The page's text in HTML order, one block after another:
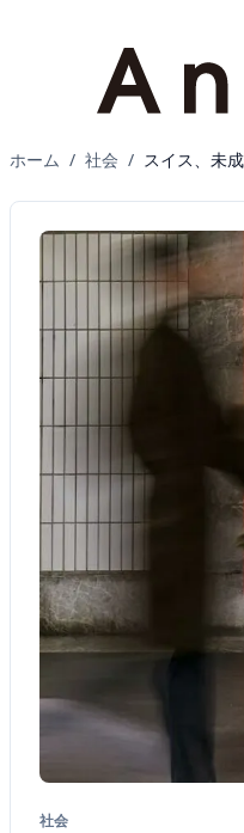
ホーム / 社会 / スイス、未
社会